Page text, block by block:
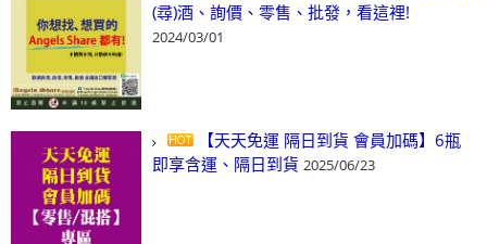
(尋)酒、詢價、零售、批發，看這裡!
2024/03/01
【天天免運 隔日到貨 會員加碼】6瓶
即享含運、隔日到貨 2025/06/23